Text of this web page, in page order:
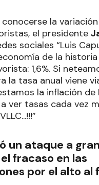
conocerse la
el presidente
sociales “Luis
de la
1,6%. Si
la tasa anual viene
la inflación de
ver tasas cada vez
un ataque a
fracaso en las
por el alto al